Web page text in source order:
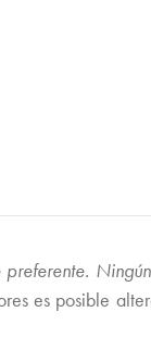
es posible